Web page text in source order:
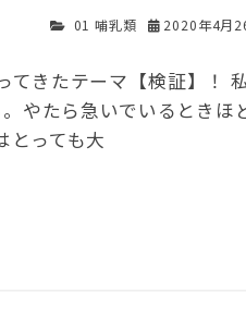
01 哺乳類 2020年4月
てきたテーマ【検証】！
やたら急いでいるとき
とっても大